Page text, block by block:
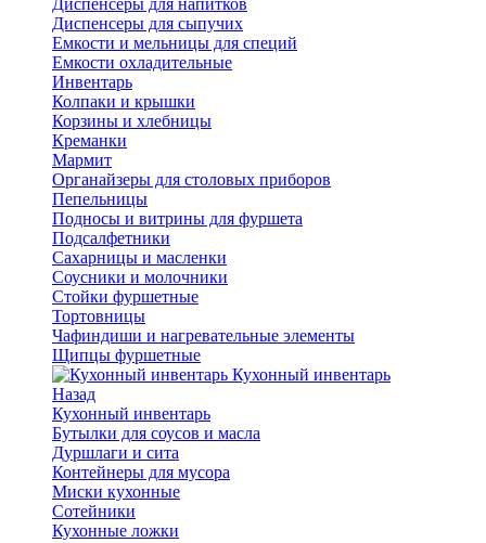
Диспенсеры для сыпучих
Емкости и мельницы для специй
Емкости охладительные
Инвентарь
Колпаки и крышки
Корзины и хлебницы
Креманки
Мармит
Органайзеры для столовых приборов
Пепельницы
Подносы и витрины для фуршета
Подсалфетники
Сахарницы и масленки
Соусники и молочники
Стойки фуршетные
Тортовницы
Чафиндиши и нагревательные элементы
Щипцы фуршетные
Кухонный инвентарь
Назад
Кухонный инвентарь
Бутылки для соусов и масла
Дуршлаги и сита
Контейнеры для мусора
Миски кухонные
Сотейники
Кухонные ложки